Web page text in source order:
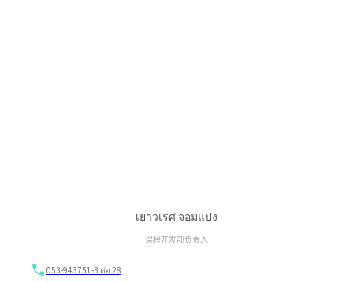
เยาวเรศ จอมแปง
课程开发部负责人
053-943751-3 ต่อ 28